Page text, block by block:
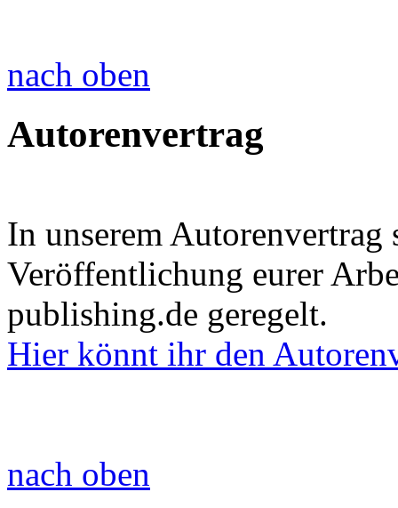
nach oben
Autorenvertrag
In unserem
Veröffentlichung eurer
publishing.de geregelt.
Hier könnt ihr den
nach oben